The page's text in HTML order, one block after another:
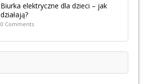
Biurka elektryczne dla dzieci – jak
działają?
0 Comments